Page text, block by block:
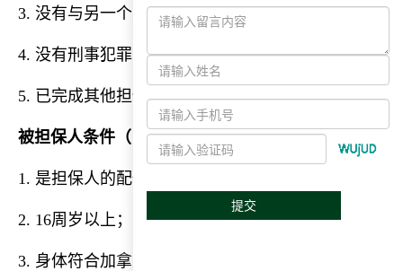
3. 没有与另一个人结婚；
4. 没有刑事犯罪；
5. 已完成其他担保义务（例如原先担保过其他人）
被担保人条件（申请者一方）
1. 是担保人的配偶（或同居伙伴），并且需要证明这
2. 16周岁以上；
3. 身体符合加拿大体检检查要求；
提交